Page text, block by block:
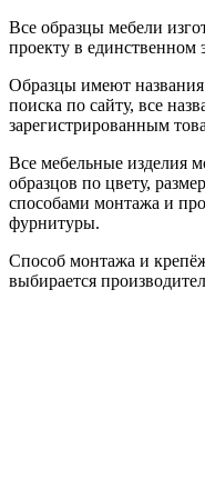
Все образцы мебели
проекту в единственном
Образцы имеют названия
поиска по сайту, все
зарегистрированным
Все мебельные изделия
образцов по цвету,
способами монтажа и
фурнитуры.
Способ монтажа и
выбирается